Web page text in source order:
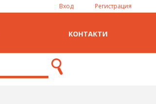
Вход Регистрация
КОНТАКТИ